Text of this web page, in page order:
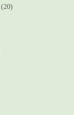
(20)